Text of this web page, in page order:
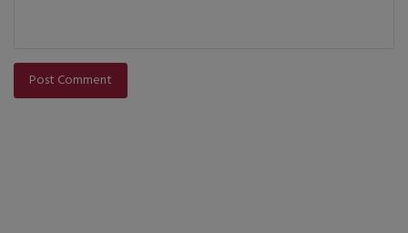
Post Comment